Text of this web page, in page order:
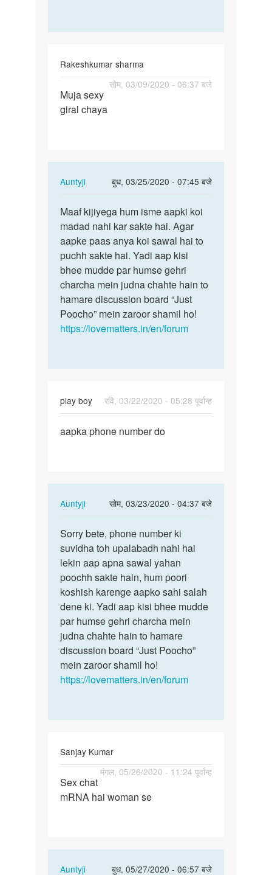
Rakeshkumar sharma
सोम, 03/09/2020 - 06:37 बजे
Muja
sexy
Muja sexy
giral chaya
Auntyji
बुध, 03/25/2020 - 07:45 बजे
In
to
Muja
sexy
giral
chaya
by
Rakeshkumar
sharma
Maaf
kijiyega
hum
isme
aapki…
Maaf kijiyega hum isme aapki koi
madad nahi kar sakte hai. Agar
aapke paas anya koi sawal hai to
puchh sakte hai. Yadi aap kisi
bhee mudde par humse gehri
charcha mein judna chahte hain to
hamare discussion board “Just
Poocho” mein zaroor shamil ho!
https://lovematters.in/en/forum
play boy
रवि, 03/22/2020 - 05:28 पूर्वान्ह
aapka
aapka phone number do
Auntyji
सोम, 03/23/2020 - 04:37 बजे
In
to
aapka
phone
number
do
by
play
boy
Sorry
bete,
phone
number
ki…
Sorry bete, phone number ki
suvidha toh upalabadh nahi hai
lekin aap apna sawal yahan
poochh sakte hain, hum poori
koshish karenge aapko sahi salah
dene ki. Yadi aap kisi bhee mudde
par humse gehri charcha mein
judna chahte hain to hamare
discussion board “Just Poocho”
mein zaroor shamil ho!
https://lovematters.in/en/forum
Sanjay Kumar
मंगल, 05/26/2020 - 11:24 पूर्वान्ह
Sex
chat
Sex chat
mRNA hai woman se
Auntyji बुध, 05/27/2020 - 06:57 बजे
In